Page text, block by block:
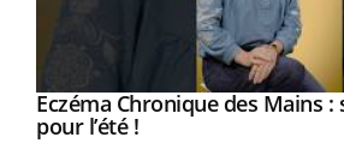
Youtube
Eczéma Chronique des Mains :
pour l’été !Youtube